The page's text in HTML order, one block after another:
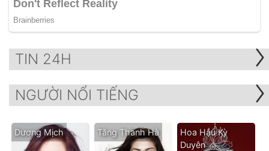
TIN 24H
NGƯỜI NỔI TIẾNG
Dương Mịch Tăng Thanh Hà
Hoa Hậu Kỳ
Duyên